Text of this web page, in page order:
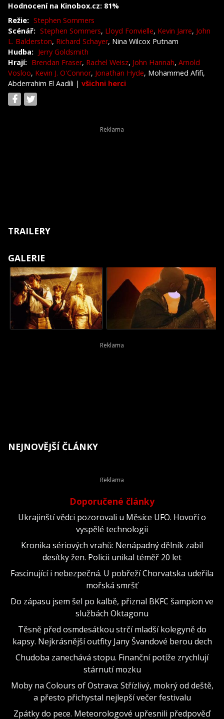
Hodnocení na Kinobox.cz: 81%
Režie: Stephen Sommers
Scénář: Stephen Sommers, Lloyd Fonvielle, Kevin Jarre, John
L. Balderston, Richard Schayer, Nina Wilcox Putnam
Hudba: Jerry Goldsmith
Hrají: Brendan Fraser, Rachel Weisz, John Hannah, Arnold
Vosloo, Kevin J. O'Connor, Jonathan Hyde, Mohammed Afifi,
Abderrahim El Aadili | všichni herci
TRAILERY
GALERIE
NEJNOVĚJŠÍ ČLÁNKY
Doporučené články
Ukrajinští vědci pozorovali u Měsíce UFO. Hovoří o
vyspělé technologii
Kronika sériových vrahů: Nenápadný dělník zabil
desítky žen. Policii unikal téměř 20 let
Fascinující i nebezpečná. U pobřeží Chorvatska udeřila
mořská smršť
Do zápasu jsem šel po kalbě, přiznal BKFC šampion ve
službách Oktagonu
Těsně před osmdesátkou strčí mladší kolegyně do
kapsy. Nejkrásnější outfity Jany Švandové berou dech
Chudoba zanechává stopu. Finanční potíže zrychlují
stárnutí mozku
Moby na Colours of Ostrava: Střízlivý, mokrý od deště,
a přesto přichystal nejlepší večer festivalu
Zpátky do pece. Meteorologové upřesnili předpověď